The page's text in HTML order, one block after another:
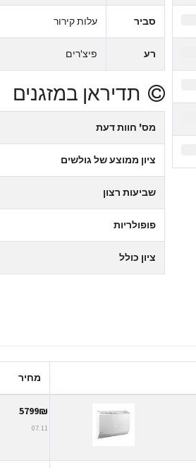
סביר עלות קירור
רע פיצ'רים
תדיראן במזגנים
מס' חוות דעת
ציון ממוצע של גולשים
שביעות רצון
פופולריות
ציון כולל
מחיר
5799₪
07.11